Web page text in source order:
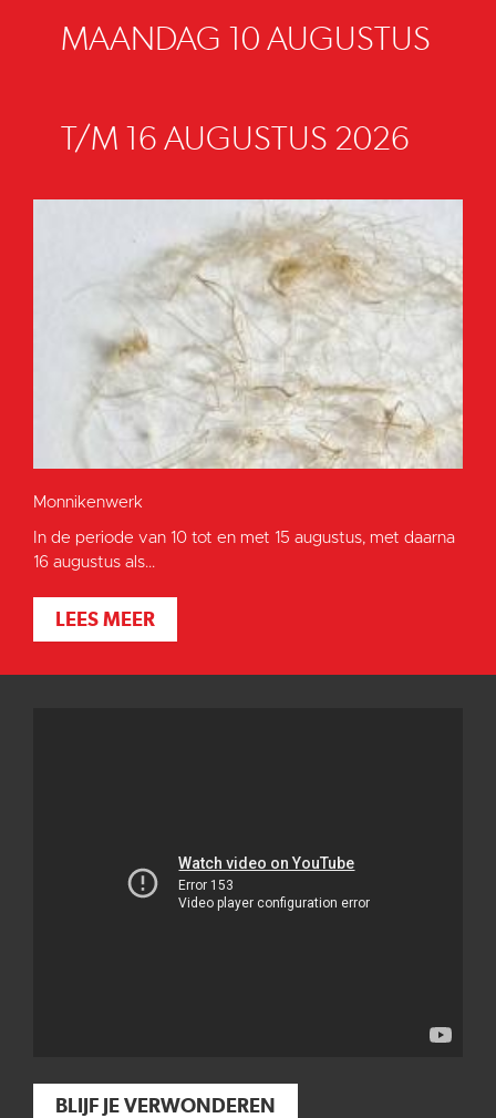
MAANDAG 10 AUGUSTUS
T/M 16 AUGUSTUS 2026
Monnikenwerk
In de periode van 10 tot en met 15 augustus, met daarna
16 augustus als...
LEES MEER
BLIJF JE VERWONDEREN